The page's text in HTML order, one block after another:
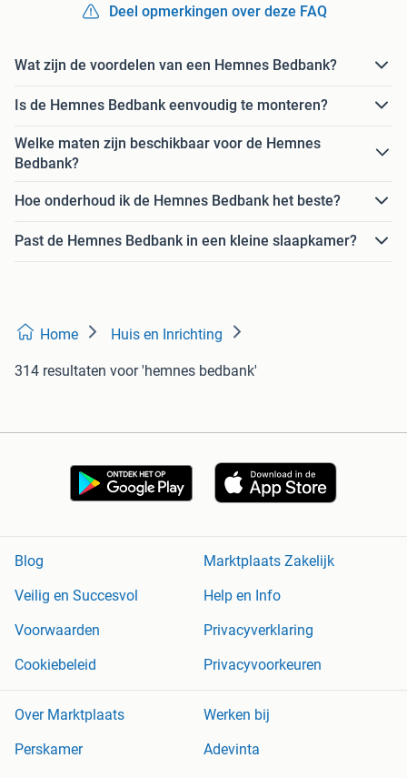
Deel opmerkingen over deze FAQ
Wat zijn de voordelen van een Hemnes Bedbank?
Is de Hemnes Bedbank eenvoudig te monteren?
Welke maten zijn beschikbaar voor de Hemnes
Bedbank?
Hoe onderhoud ik de Hemnes Bedbank het beste?
Past de Hemnes Bedbank in een kleine slaapkamer?
Home Huis en Inrichting
314 resultaten voor 'hemnes bedbank'
Blog
Marktplaats Zakelijk
Veilig en Succesvol
Help en Info
Voorwaarden
Privacyverklaring
Cookiebeleid
Privacyvoorkeuren
Over Marktplaats
Werken bij
Perskamer
Adevinta